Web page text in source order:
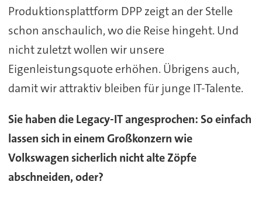
Produktionsplattform DPP zeigt an der Stelle
schon anschaulich, wo die Reise hingeht. Und
nicht zuletzt wollen wir unsere
Eigenleistungsquote erhöhen. Übrigens auch,
damit wir attraktiv bleiben für junge IT-Talente.
Sie haben die Legacy-IT angesprochen: So einfach
lassen sich in einem Großkonzern wie
Volkswagen sicherlich nicht alte Zöpfe
abschneiden, oder?